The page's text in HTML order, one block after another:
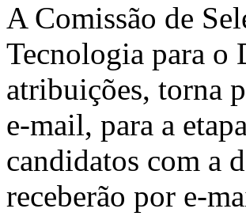
A Comissão de
Tecnologia para o
atribuições, torna
e-mail, para a
candidatos com a
receberão por e-